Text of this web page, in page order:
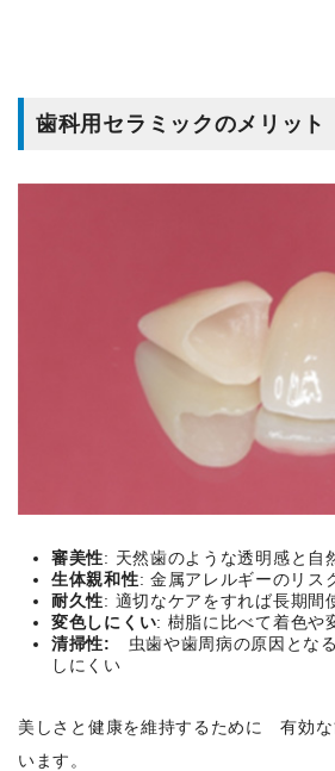
歯科用セラミックのメリッ
審美性: 天然歯のような透明感と自
生体親和性: 金属アレルギーのリス
耐久性: 適切なケアをすれば長期間
変色しにくい: 樹脂に比べて着色や
清掃性: 虫歯や歯周病の原因とな
しにくい
美しさと健康を維持するために 有効
います。